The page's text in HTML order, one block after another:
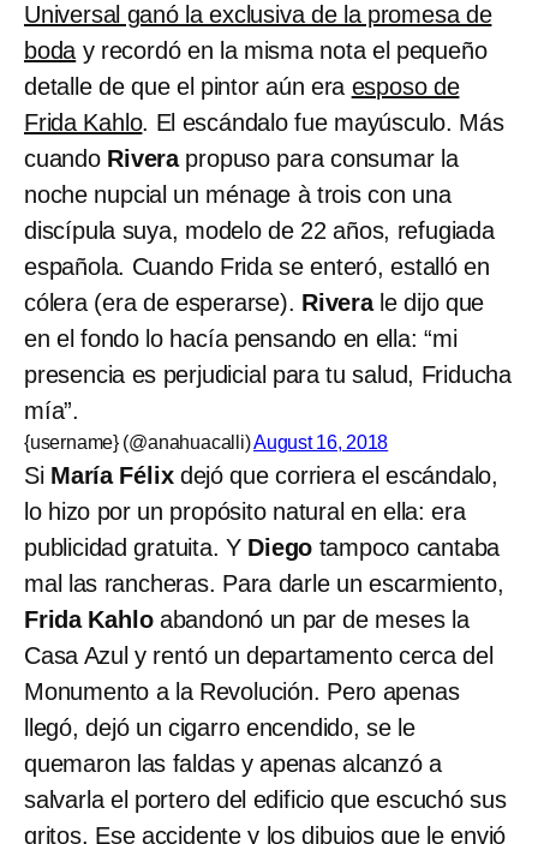
Universal ganó la exclusiva de la promesa de
boda y recordó en la misma nota el pequeño
detalle de que el pintor aún era esposo de
Frida Kahlo. El escándalo fue mayúsculo. Más
cuando Riverapropuso para consumar la
noche nupcial un ménage à trois con una
discípula suya, modelo de 22 años, refugiada
española. Cuando Frida se enteró, estalló en
cólera (era de esperarse). Rivera le dijo que
en el fondo lo hacía pensando en ella: “mi
presencia es perjudicial para tu salud, Friducha
mía”.
{username} (@anahuacalli)August 16, 2018
Si María Félixdejó que corriera el escándalo,
lo hizo por un propósito natural en ella: era
publicidad gratuita. Y Diego tampoco cantaba
mal las rancheras. Para darle un escarmiento,
Frida Kahloabandonó un par de meses la
Casa Azul y rentó un departamento cerca del
Monumento a la Revolución. Pero apenas
llegó, dejó un cigarro encendido, se le
quemaron las faldas y apenas alcanzó a
salvarla el portero del edificio que escuchó sus
gritos. Ese accidente y los dibujos que le envió